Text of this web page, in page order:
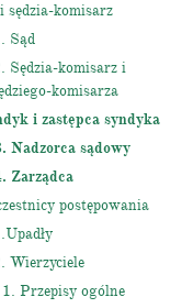
sędzia-komisarz
Sąd
Sędzia-komisarz i
komisarza
i zastępca syndyka
Nadzorca sądowy
Zarządca
postępowania
Wierzyciele
1. Przepisy ogólne